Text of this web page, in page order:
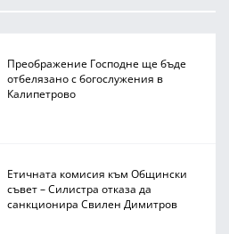
Преображение Господне ще бъде
отбелязано с богослужения в
Калипетрово
Етичната комисия към Общински
съвет – Силистра отказа да
санкционира Свилен Димитров